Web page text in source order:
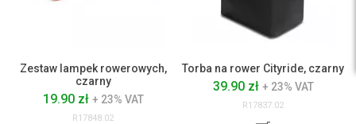
Zestaw lampek rowerowych,
czarny
19.90 zł + 23% VAT
R17848.02
Torba na rower Cityride, czarny
39.90 zł + 23% VAT
R17837.02